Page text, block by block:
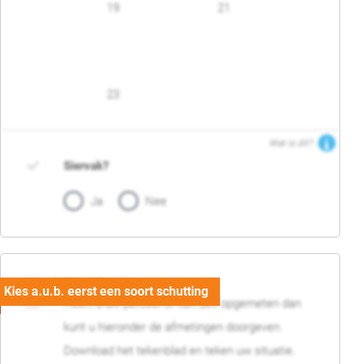
19
Wat is dit?
Siervak?
Ja Nee
04. Afmetingen
Heeft u uw perceel of tuin zelf opgemeten dan
kunt u hieronder de afmetingen doorgeven.
Download het tekenblad en teken uw situatie.